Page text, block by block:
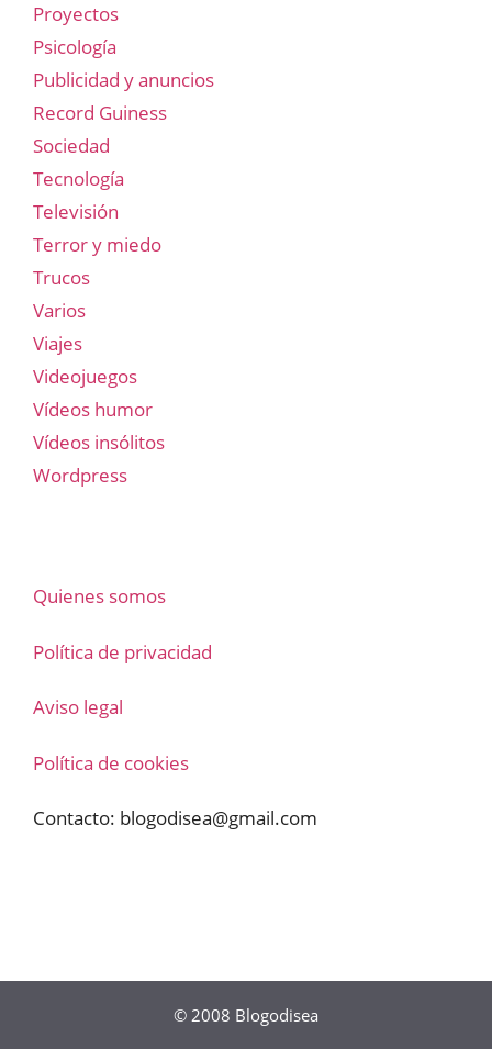
Proyectos
Psicología
Publicidad y anuncios
Record Guiness
Sociedad
Tecnología
Televisión
Terror y miedo
Trucos
Varios
Viajes
Videojuegos
Vídeos humor
Vídeos insólitos
Wordpress
Quienes somos
Política de privacidad
Aviso legal
Política de cookies
Contacto: blogodisea@gmail.com
© 2008 Blogodisea